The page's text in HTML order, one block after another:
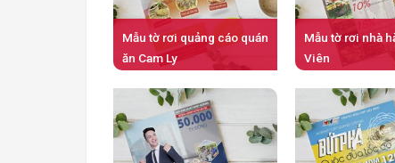
Mẫu tờ rơi quảng cáo quán
ăn Cam Ly
Mẫu tờ rơi nhà
Viên